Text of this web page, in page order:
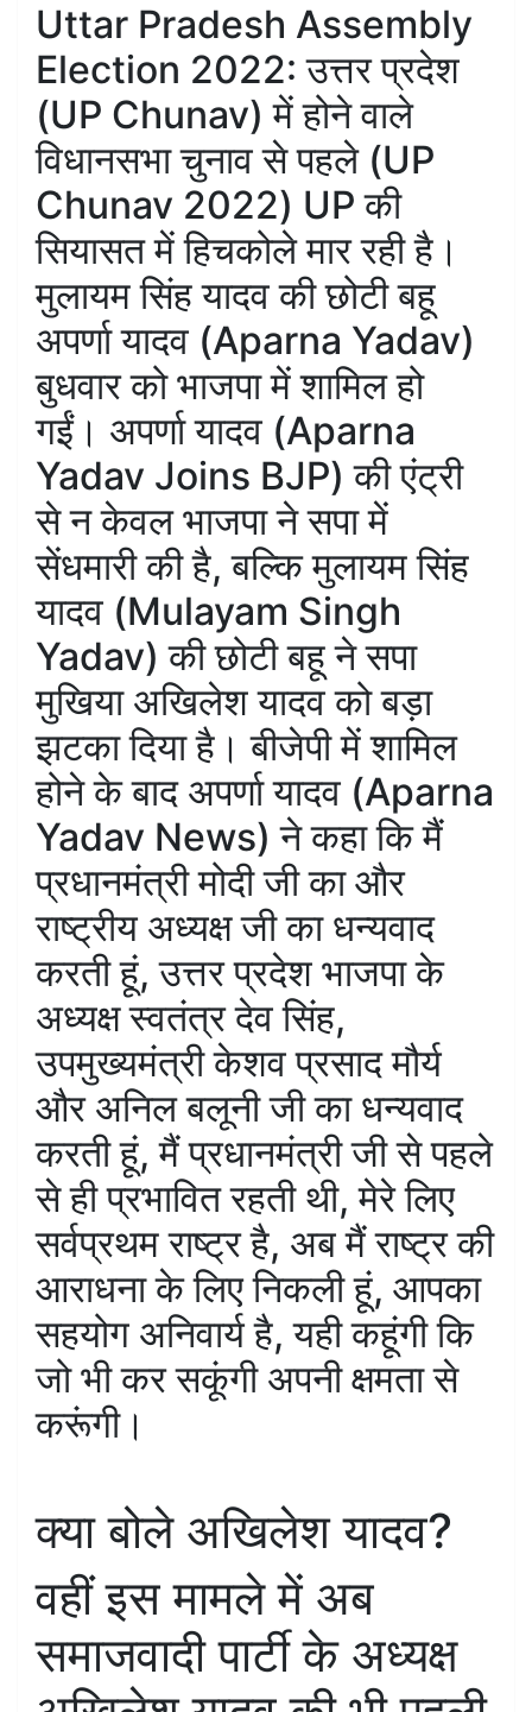
Uttar Pradesh Assembly
Election 2022: उत्तर प्रदेश
(UP Chunav) में होने वाले
विधानसभा चुनाव से पहले (UP
Chunav 2022) UP की
सियासत में हिचकोले मार रही है।
मुलायम सिंह यादव की छोटी बहू
अपर्णा यादव (Aparna Yadav)
बुधवार को भाजपा में शामिल हो
गईं। अपर्णा यादव (Aparna
Yadav Joins BJP) की एंट्री
से न केवल भाजपा ने सपा में
सेंधमारी की है, बल्कि मुलायम सिंह
यादव (Mulayam Singh
Yadav) की छोटी बहू ने सपा
मुखिया अखिलेश यादव को बड़ा
झटका दिया है। बीजेपी में शामिल
होने के बाद अपर्णा यादव (Aparna
Yadav News) ने कहा कि मैं
प्रधानमंत्री मोदी जी का और
राष्ट्रीय अध्यक्ष जी का धन्यवाद
करती हूं, उत्तर प्रदेश भाजपा के
अध्यक्ष स्वतंत्र देव सिंह,
उपमुख्यमंत्री केशव प्रसाद मौर्य
और अनिल बलूनी जी का धन्यवाद
करती हूं, मैं प्रधानमंत्री जी से पहले
से ही प्रभावित रहती थी, मेरे लिए
सर्वप्रथम राष्ट्र है, अब मैं राष्ट्र की
आराधना के लिए निकली हूं, आपका
सहयोग अनिवार्य है, यही कहूंगी कि
जो भी कर सकूंगी अपनी क्षमता से
करूंगी।
क्या बोले अखिलेश यादव?
वहीं इस मामले में अब
समाजवादी पार्टी के अध्यक्ष